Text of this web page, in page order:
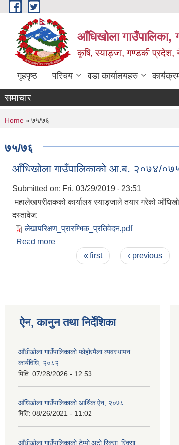
Skip to main content
आँधिखोला गाउँपालिका,
कृषि, स्याङ्जा, गण्डकी प्रदेश,
गृहपृष्ठ परिचय वडा कार्यालयहरु
समाचार
You are here
Home » ७५/७६
७५/७६
आँधिखोला गाउँपालिकाको आ.ब. २०७४/०७५
Submitted on: Fri, 03/29/2019 - 23:51
महालेखापरीक्षकको कार्यालय स्याङ्जाले तयार गरेको
दस्तावेज:
लेखापरिक्षण_प्रारम्भिक_प्रतिवेदन.pdf
Read more
« first ‹ previous
ऐन, कानुन तथा निर्देशिका
आँधीखोला गाउँपालिकाको फोहोरमैला व्यवस्थापन
कार्यविधि, २०८२
मिति: 07/28/2026 - 12:53
आँधिखोला गाउँपालिकाको आर्थिक ऐन, २०७८
मिति: 08/26/2021 - 11:02
आँधीखोला गाउँपालिकाको टेम्पो अटो रिक्सा, रिक्सा